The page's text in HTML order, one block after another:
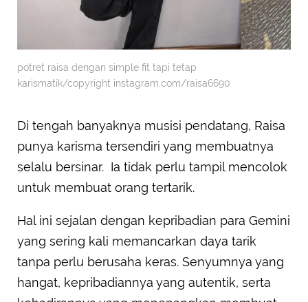
potret raisa dengan simple fit tapi tetap
karismatik/copyright instagram.com/raisa6690
Di tengah banyaknya musisi pendatang, Raisa
punya karisma tersendiri yang membuatnya
selalu bersinar. Ia tidak perlu tampil mencolok
untuk membuat orang tertarik.
Hal ini sejalan dengan kepribadian para Gemini
yang sering kali memancarkan daya tarik
tanpa perlu berusaha keras. Senyumnya yang
hangat, kepribadiannya yang autentik, serta